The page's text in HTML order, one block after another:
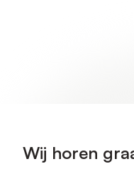
Wij horen